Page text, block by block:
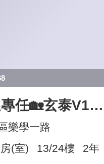
霈霈菁選專任🏡玄泰V1｜質感三房車・值得你來一看
樂學一路
(室) 13/24樓 2年